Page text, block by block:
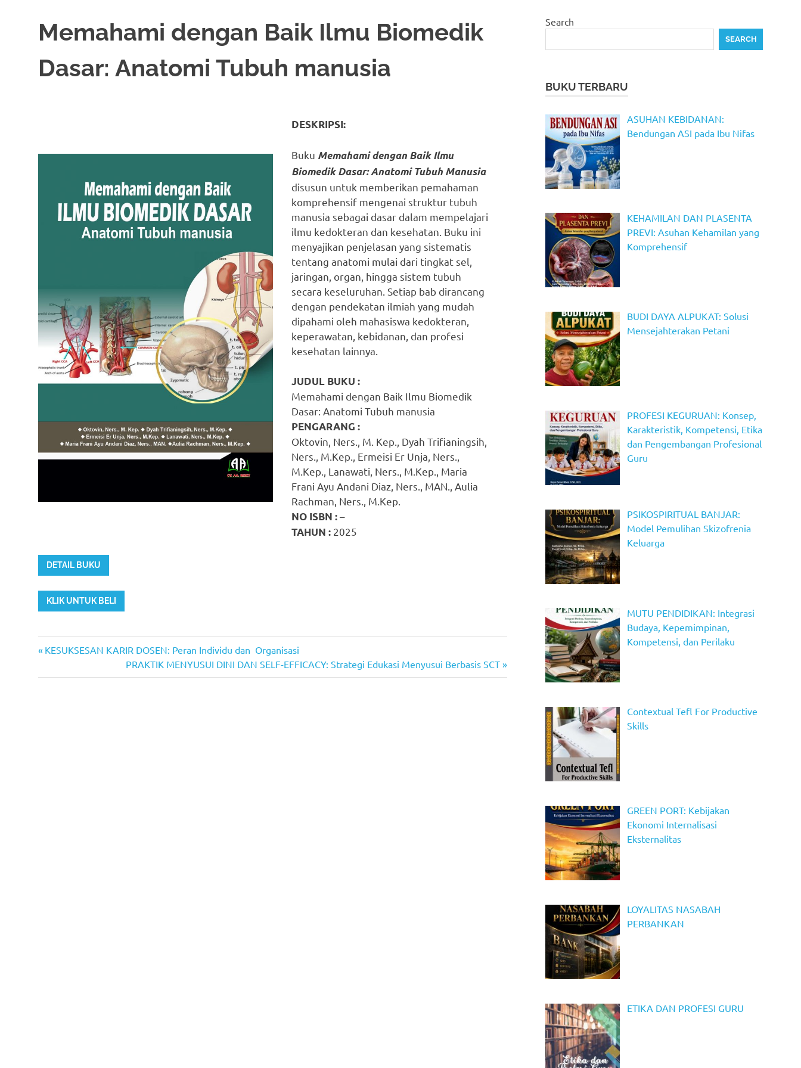
Memahami dengan Baik Ilmu Biomedik
Dasar: Anatomi Tubuh manusia
DESKRIPSI:
Buku Memahami dengan Baik Ilmu
Biomedik Dasar: Anatomi Tubuh Manusia
disusun untuk memberikan pemahaman
komprehensif mengenai struktur tubuh
manusia sebagai dasar dalam mempelajari
ilmu kedokteran dan kesehatan. Buku ini
menyajikan penjelasan yang sistematis
tentang anatomi mulai dari tingkat sel,
jaringan, organ, hingga sistem tubuh
secara keseluruhan. Setiap bab dirancang
dengan pendekatan ilmiah yang mudah
dipahami oleh mahasiswa kedokteran,
keperawatan, kebidanan, dan profesi
kesehatan lainnya.
JUDUL BUKU :
Memahami dengan Baik Ilmu Biomedik
Dasar: Anatomi Tubuh manusia
PENGARANG :
Oktovin, Ners., M. Kep., Dyah Trifianingsih,
Ners., M.Kep., Ermeisi Er Unja, Ners.,
M.Kep., Lanawati, Ners., M.Kep., Maria
Frani Ayu Andani Diaz, Ners., MAN., Aulia
Rachman, Ners., M.Kep.
NO ISBN :–
TAHUN : 2025
DETAIL BUKU
KLIK UNTUK BELI
Post
navigation
Previous
KESUKSESAN KARIR DOSEN: Peran Individu dan Organisasi
Next
Post:
PRAKTIK MENYUSUI DINI DAN SELF-EFFICACY: Strategi Edukasi Menyusui Berbasis SCT
Search
SEARCH
BUKU TERBARU
ASUHAN KEBIDANAN:
Bendungan ASI pada Ibu Nifas
KEHAMILAN DAN PLASENTA
PREVI: Asuhan Kehamilan yang
Komprehensif
BUDI DAYA ALPUKAT: Solusi
Mensejahterakan Petani
PROFESI KEGURUAN: Konsep,
Karakteristik, Kompetensi, Etika
dan Pengembangan Profesional
Guru
PSIKOSPIRITUAL BANJAR:
Model Pemulihan Skizofrenia
Keluarga
MUTU PENDIDIKAN: Integrasi
Budaya, Kepemimpinan,
Kompetensi, dan Perilaku
Contextual Tefl For Productive
Skills
GREEN PORT: Kebijakan
Ekonomi Internalisasi
Eksternalitas
LOYALITAS NASABAH
PERBANKAN
ETIKA DAN PROFESI GURU